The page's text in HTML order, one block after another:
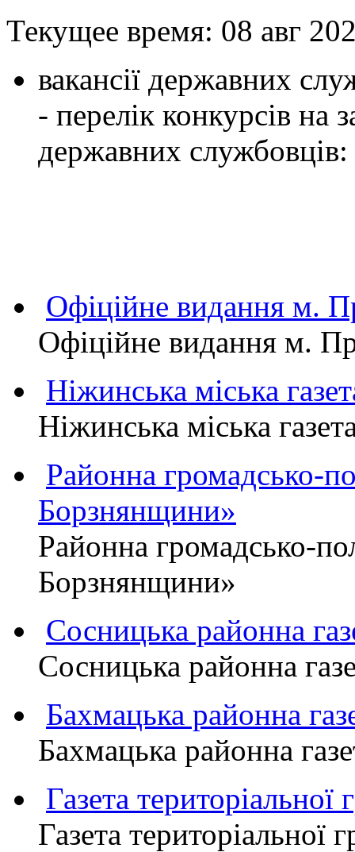
Текущее время: 08 авг
вакансії державних
- перелік конкурсів на
державних службовців:
Офіційне видання
Офіційне видання м.
Ніжинська міська
Ніжинська міська
Районна громадсько-
Борзнянщини»
Районна громадсько-
Борзнянщини»
Сосницька районна
Сосницька районна
Бахмацька районна
Бахмацька районна
Газета
Газета